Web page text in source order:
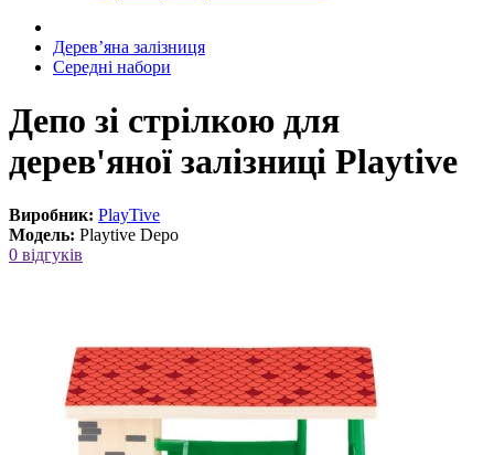
Дерев’яна залізниця
Середні набори
Депо зі стрілкою для
дерев'яної залізниці Playtive
Виробник: PlayTive
Модель: Playtive Depo
0 відгуків